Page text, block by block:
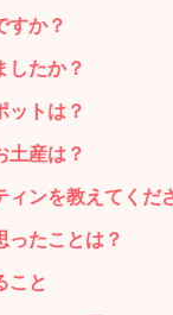
すか？
したか？
ットは？
土産は？
ンを教えてくだ
ったことは？
こと